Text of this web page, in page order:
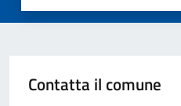
Contatta il comune